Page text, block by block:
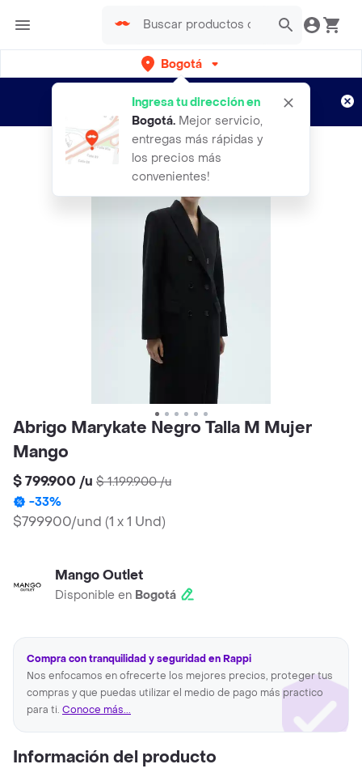
Bogotá
Ingresa tu dirección en
Bogotá. Mejor servicio,
entregas más rápidas y
los precios más
convenientes!
envíos gratis por semanas
Aplican TyC
Abrigo Marykate Negro Talla M Mujer
Mango
$ 799.900 /u $ 1.199.900/u
-33%
$799900/und (1 x 1 Und)
Mango Outlet
Disponible en Bogotá
Compra con tranquilidad y seguridad en Rappi
Nos enfocamos en ofrecerte los mejores precios, proteger tus
compras y que puedas utilizar el medio de pago más practico
para ti. Conoce más...
Información del producto